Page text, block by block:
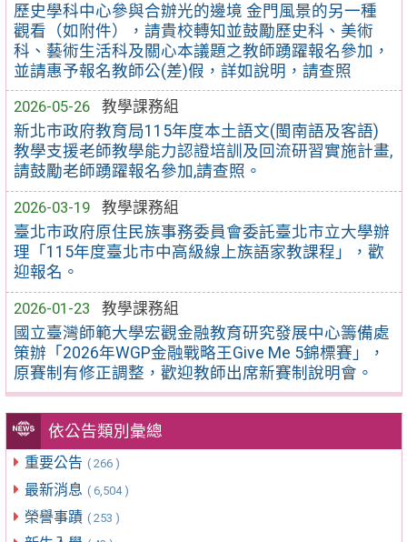
歷史學科中心參與合辦光的邊境 金門風景的另一種
觀看（如附件），請貴校轉知並鼓勵歷史科、美術
科、藝術生活科及關心本議題之教師踴躍報名參加，
並請惠予報名教師公(差)假，詳如說明，請查照
2026-05-26
教學課務組
新北市政府教育局115年度本土語文(閩南語及客語)
教學支援老師教學能力認證培訓及回流研習實施計畫,
請鼓勵老師踴躍報名參加,請查照。
2026-03-19
教學課務組
臺北市政府原住民族事務委員會委託臺北市立大學辦
理「115年度臺北市中高級線上族語家教課程」，歡
迎報名。
2026-01-23
教學課務組
國立臺灣師範大學宏觀金融教育研究發展中心籌備處
策辦「2026年WGP金融戰略王Give Me 5錦標賽」，
原賽制有修正調整，歡迎教師出席新賽制說明會。
依公告類別彙總
重要公告 ( 266 )
最新消息 ( 6,504 )
榮譽事蹟 ( 253 )